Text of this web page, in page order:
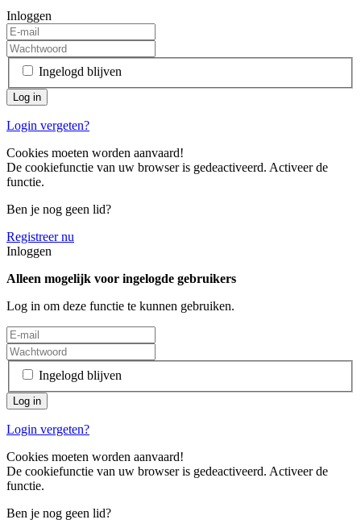
Inloggen
Ingelogd blijven
Login vergeten?
Cookies moeten worden aanvaard!
De cookiefunctie van uw browser is gedeactiveerd. Activeer de
functie.
Ben je nog geen lid?
Registreer nu
Inloggen
Alleen mogelijk voor ingelogde gebruikers
Log in om deze functie te kunnen gebruiken.
Ingelogd blijven
Login vergeten?
Cookies moeten worden aanvaard!
De cookiefunctie van uw browser is gedeactiveerd. Activeer de
functie.
Ben je nog geen lid?